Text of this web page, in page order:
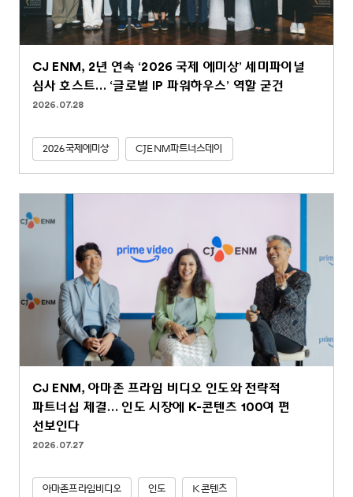
CJ ENM, 2년 연속 ‘2026 국제 에미상’ 세미파이널
심사 호스트… ‘글로벌 IP 파워하우스’ 역할 굳건
2026.07.28
2026국제에미상 CJENM파트너스데이
CJ ENM, 아마존 프라임 비디오 인도와 전략적
파트너십 체결… 인도 시장에 K-콘텐츠 100여 편
선보인다
2026.07.27
아마존프라임비디오 인도 K콘텐츠